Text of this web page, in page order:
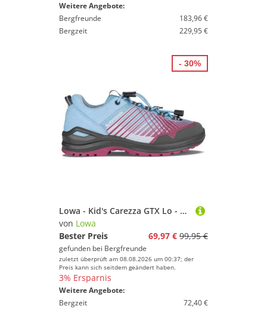
Weitere Angebote:
Bergfreunde
183,96 €
Bergzeit
229,95 €
Lowa - Kid's Carezza GTX Lo - Multisportschuhe Gr 33 bunt
von Lowa
Bester Preis
69,97 € 99,95 €
gefunden bei Bergfreunde
zuletzt überprüft am 08.08.2026 um 00:37; der
Preis kann sich seitdem geändert haben.
3% Ersparnis
Weitere Angebote:
Bergzeit
72,40 €
- 30%